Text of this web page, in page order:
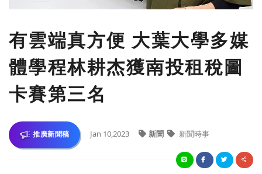
有雲端真方便 大葉大學多媒
體學程林耕杰獲南投租稅圖
卡賽第三名
推廣新聞稿 Jan 10,2023 新聞 新聞時事